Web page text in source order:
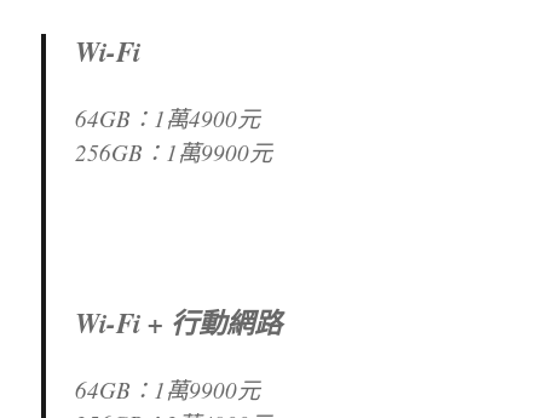
Wi-Fi
64GB：1萬4900元
256GB：1萬9900元
Wi-Fi + 行動網路
64GB：1萬9900元